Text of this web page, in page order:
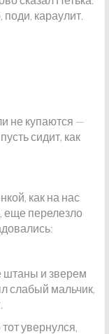
караулит.
не купаются —
сидит, как
как на нас
еще перелезло
штаны и зверем
слабый мальчик,
увернулся,